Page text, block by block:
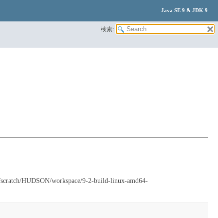
Java SE 9 & JDK 9
検索:
HUDSON/workspace/9-2-build-linux-amd64-